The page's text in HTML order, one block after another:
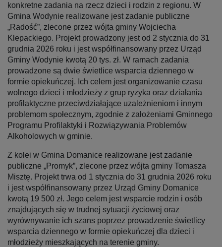
konkretne zadania na rzecz dzieci i rodzin z regionu. W
Gmina Wodynie realizowane jest zadanie publiczne
„Radość”, zlecone przez wójta gminy Wojciecha
Klepackiego. Projekt prowadzony jest od 2 stycznia do 31
grudnia 2026 roku i jest współfinansowany przez Urząd
Gminy Wodynie kwotą 20 tys. zł. W ramach zadania
prowadzone są dwie świetlice wsparcia dziennego w
formie opiekuńczej. Ich celem jest organizowanie czasu
wolnego dzieci i młodzieży z grup ryzyka oraz działania
profilaktyczne przeciwdziałające uzależnieniom i innym
problemom społecznym, zgodnie z założeniami Gminnego
Programu Profilaktyki i Rozwiązywania Problemów
Alkoholowych w gminie.
Z kolei w Gmina Domanice realizowane jest zadanie
publiczne „Promyk”, zlecone przez wójta gminy Tomasza
Misztę. Projekt trwa od 1 stycznia do 31 grudnia 2026 roku
i jest współfinansowany przez Urząd Gminy Domanice
kwotą 19 500 zł. Jego celem jest wsparcie rodzin i osób
znajdujących się w trudnej sytuacji życiowej oraz
wyrównywanie ich szans poprzez prowadzenie świetlicy
wsparcia dziennego w formie opiekuńczej dla dzieci i
młodzieży mieszkających na terenie gminy.